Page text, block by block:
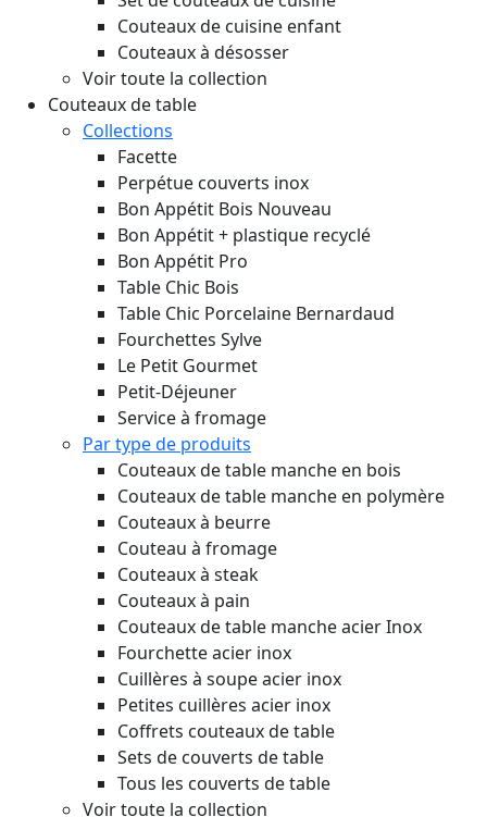
Couteaux de cuisine enfant
Couteaux à désosser
Voir toute la collection
Couteaux de table
Collections
Facette
Perpétue couverts inox
Bon Appétit Bois Nouveau
Bon Appétit + plastique recyclé
Bon Appétit Pro
Table Chic Bois
Table Chic Porcelaine Bernardaud
Fourchettes Sylve
Le Petit Gourmet
Petit-Déjeuner
Service à fromage
Par type de produits
Couteaux de table manche en bois
Couteaux de table manche en polymère
Couteaux à beurre
Couteau à fromage
Couteaux à steak
Couteaux à pain
Couteaux de table manche acier Inox
Fourchette acier inox
Cuillères à soupe acier inox
Petites cuillères acier inox
Coffrets couteaux de table
Sets de couverts de table
Tous les couverts de table
Voir toute la collection